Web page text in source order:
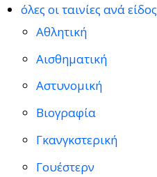
όλες οι ταινίες ανά είδος
Αθλητική
Αισθηματική
Αστυνομική
Βιογραφία
Γκανγκστερική
Γουέστερν